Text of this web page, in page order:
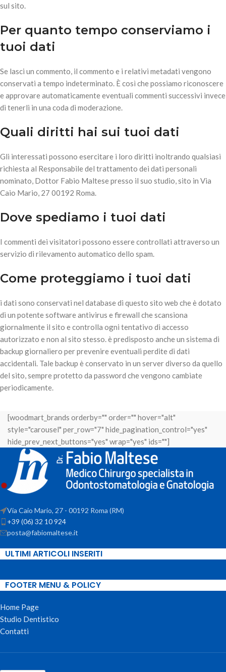
sul sito.
Per quanto tempo conserviamo i
tuoi dati
Se lasci un commento, il commento e i relativi metadati vengono
conservati a tempo indeterminato. È così che possiamo riconoscere
e approvare automaticamente eventuali commenti successivi invece
di tenerli in una coda di moderazione.
Quali diritti hai sui tuoi dati
Gli interessati possono esercitare i loro diritti inoltrando qualsiasi
richiesta al Responsabile del trattamento dei dati personali
nominato, Dottor Fabio Maltese presso il suo studio, sito in Via
Caio Mario, 27 00192 Roma.
Dove spediamo i tuoi dati
I commenti dei visitatori possono essere controllati attraverso un
servizio di rilevamento automatico dello spam.
Come proteggiamo i tuoi dati
i dati sono conservati nel database di questo sito web che è dotato
di un potente software antivirus e firewall che scansiona
giornalmente il sito e controlla ogni tentativo di accesso
autorizzato e non al sito stesso. è predisposto anche un sistema di
backup giornaliero per prevenire eventuali perdite di dati
accidentali. Tale backup è conservato in un server diverso da quello
del sito, sempre protetto da password che vengono cambiate
periodicamente.
[woodmart_brands orderby="" order="" hover="alt"
style="carousel" per_row="7" hide_pagination_control="yes"
hide_prev_next_buttons="yes" wrap="yes" ids=""]
Via Caio Mario, 27 - 00192 Roma (RM)
+39 (06) 32 10 924
posta@fabiomaltese.it
ULTIMI ARTICOLI INSERITI
FOOTER MENU & POLICY
Home Page
Studio Dentistico
Contatti